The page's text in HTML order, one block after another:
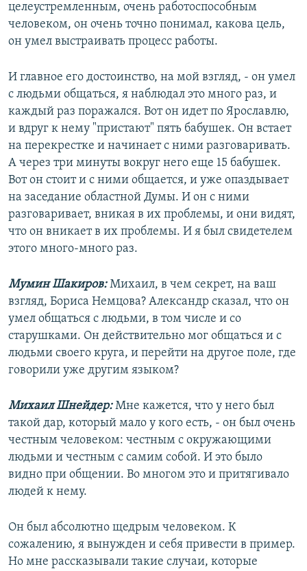
целеустремленным, очень работоспособным
человеком, он очень точно понимал, какова цель,
он умел выстраивать процесс работы.
И главное его достоинство, на мой взгляд, - он умел
с людьми общаться, я наблюдал это много раз, и
каждый раз поражался. Вот он идет по Ярославлю,
и вдруг к нему "пристают" пять бабушек. Он встает
на перекрестке и начинает с ними разговаривать.
А через три минуты вокруг него еще 15 бабушек.
Вот он стоит и с ними общается, и уже опаздывает
на заседание областной Думы. И он с ними
разговаривает, вникая в их проблемы, и они видят,
что он вникает в их проблемы. И я был свидетелем
этого много-много раз.
Мумин Шакиров:Михаил, в чем секрет, на ваш
взгляд, Бориса Немцова? Александр сказал, что он
умел общаться с людьми, в том числе и со
старушками. Он действительно мог общаться и с
людьми своего круга, и перейти на другое поле, где
говорили уже другим языком?
Михаил Шнейдер:Мне кажется, что у него был
такой дар, который мало у кого есть, - он был очень
честным человеком: честным с окружающими
людьми и честным с самим собой. И это было
видно при общении. Во многом это и притягивало
людей к нему.
Он был абсолютно щедрым человеком. К
сожалению, я вынужден и себя привести в пример.
Но мне рассказывали такие случаи, которые